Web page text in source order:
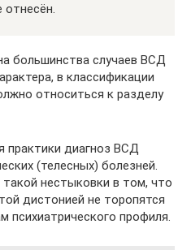
отнесён.
большинства случаев ВСД
в классификации
относиться к разделу
практики диагноз ВСД
(телесных) болезней.
нестыковки в том, что
дистонией не торопятся
психиатрического профиля.